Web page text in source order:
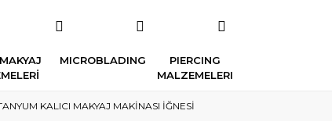
MICROBLADING
PIERCING
MALZEMELERI
KALICI MAKYAJ MAKİNASI İĞNESİ